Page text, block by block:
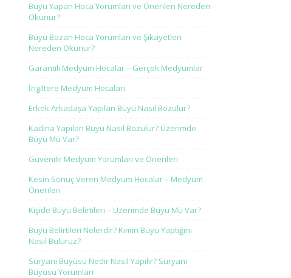
Büyü Yapan Hoca Yorumları ve Önerileri Nereden
Okunur?
Büyü Bozan Hoca Yorumları ve Şikayetleri
Nereden Okunur?
Garantili Medyum Hocalar – Gerçek Medyumlar
İngiltere Medyum Hocaları
Erkek Arkadaşa Yapılan Büyü Nasıl Bozulur?
Kadına Yapılan Büyü Nasıl Bozulur? Üzerimde
Büyü Mü Var?
Güvenilir Medyum Yorumları ve Önerileri
Kesin Sonuç Veren Medyum Hocalar – Medyum
Önerileri
Kişide Büyü Belirtileri – Üzerimde Büyü Mü Var?
Büyü Belirtileri Nelerdir? Kimin Büyü Yaptığını
Nasıl Buluruz?
Süryani Büyüsü Nedir Nasıl Yapılır? Süryani
Büyüsü Yorumları